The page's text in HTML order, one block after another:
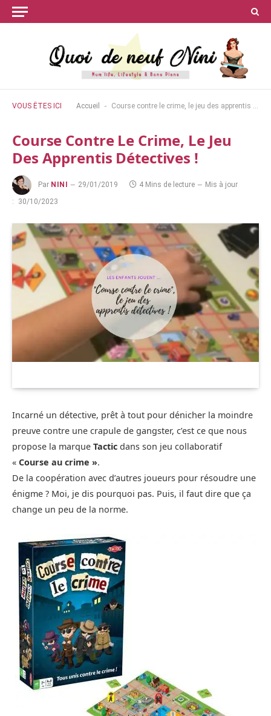
VOUS ÊTES ICI Accueil - Course contre le crime, le jeu des apprentis détectives !
Course Contre Le Crime, Le Jeu
Des Apprentis Détectives !
Par NINI 29/01/2019 4 Mins de lecture
Mis à jour
:
30/10/2023
Incarné un détective, prêt à tout pour dénicher la moindre
preuve contre une crapule de gangster, c’est ce que nous
propose la marque Tactic dans son jeu collaboratif
« Course au crime ».
De la coopération avec d’autres joueurs pour résoudre une
énigme ? Moi, je dis pourquoi pas. Puis, il faut dire que ça
change un peu de la norme.